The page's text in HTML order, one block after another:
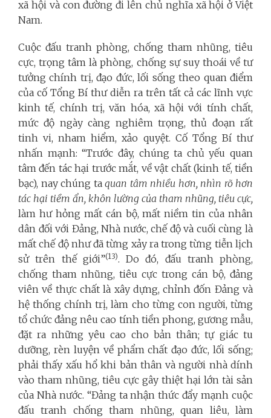
xã hội và con đường đi lên chủ nghĩa xã hội ở Việt
Nam.
Cuộc đấu tranh phòng, chống tham nhũng, tiêu
cực, trọng tâm là phòng, chống sự suy thoái về tư
tưởng chính trị, đạo đức, lối sống theo quan điểm
của cố Tổng Bí thư diễn ra trên tất cả các lĩnh vực
kinh tế, chính trị, văn hóa, xã hội với tính chất,
mức độ ngày càng nghiêm trọng, thủ đoạn rất
tinh vi, nham hiểm, xảo quyệt. Cố Tổng Bí thư
nhấn mạnh: “Trước đây, chúng ta chủ yếu quan
tâm đến tác hại trước mắt, về vật chất (kinh tế, tiền
bạc), nay chúng ta quan tâm nhiều hơn, nhìn rõ hơn
tác hại tiềm ẩn, khôn lường của tham nhũng, tiêu cực,
làm hư hỏng mất cán bộ, mất niềm tin của nhân
dân đối với Đảng, Nhà nước, chế độ và cuối cùng là
mất chế độ như đã từng xảy ra trong từng tiễn lịch
sử trên thế giới”(13). Do đó, đấu tranh phòng,
chống tham nhũng, tiêu cực trong cán bộ, đảng
viên về thực chất là xây dựng, chỉnh đốn Đảng và
hệ thống chính trị, làm cho từng con người, từng
tổ chức đảng nêu cao tính tiền phong, gương mẫu,
đặt ra những yêu cao cho bản thân; tự giác tu
dưỡng, rèn luyện về phẩm chất đạo đức, lối sống;
phải thấy xấu hổ khi bản thân và người nhà dính
vào tham nhũng, tiêu cực gây thiệt hại lớn tài sản
của Nhà nước. “Đảng ta nhận thức đẩy mạnh cuộc
đấu tranh chống tham nhũng, quan liêu, làm